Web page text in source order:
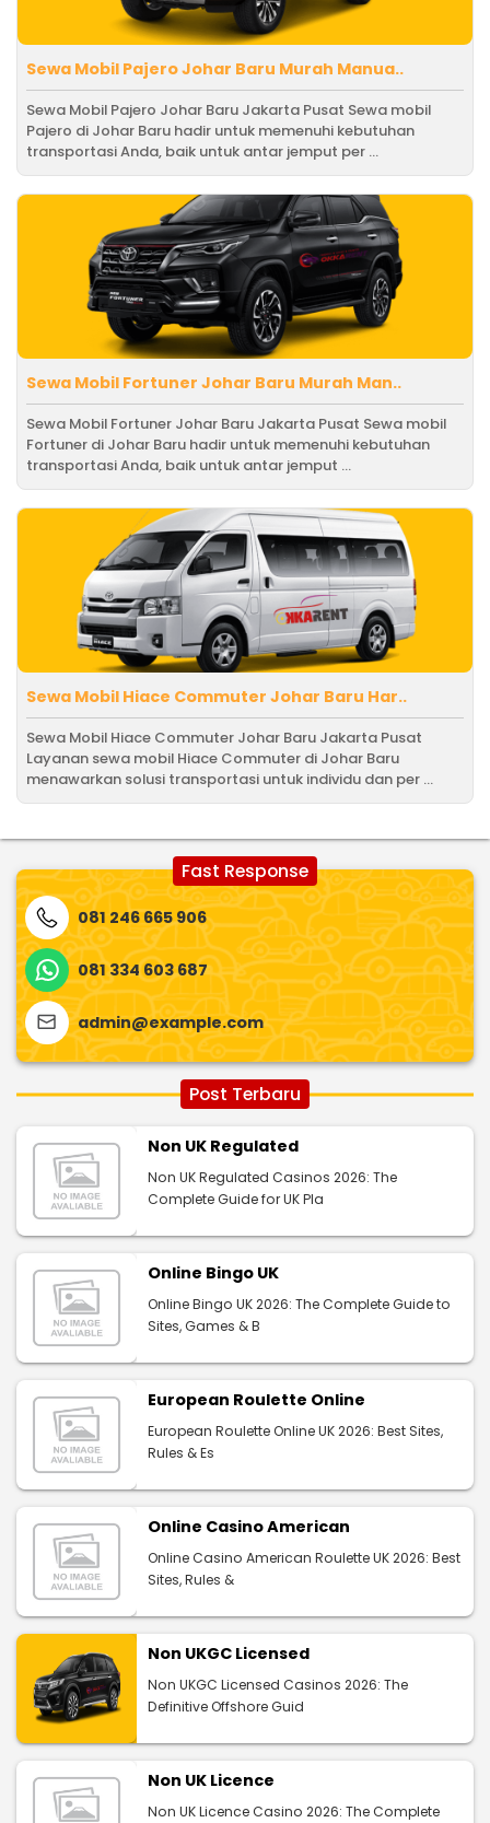
Sewa Mobil Pajero Johar Baru Murah Manua..
Sewa Mobil Pajero Johar Baru Jakarta Pusat Sewa mobil
Pajero di Johar Baru hadir untuk memenuhi kebutuhan
transportasi Anda, baik untuk antar jemput per ...
Sewa Mobil Fortuner Johar Baru Murah Man..
Sewa Mobil Fortuner Johar Baru Jakarta Pusat Sewa mobil
Fortuner di Johar Baru hadir untuk memenuhi kebutuhan
transportasi Anda, baik untuk antar jemput ...
Sewa Mobil Hiace Commuter Johar Baru Har..
Sewa Mobil Hiace Commuter Johar Baru Jakarta Pusat
Layanan sewa mobil Hiace Commuter di Johar Baru
menawarkan solusi transportasi untuk individu dan per ...
Fast Response
081 246 665 906
081 334 603 687
admin@example.com
Post Terbaru
Non UK Regulated
Non UK Regulated Casinos 2026: The
Complete Guide for UK Pla
Online Bingo UK
Online Bingo UK 2026: The Complete Guide to
Sites, Games & B
European Roulette Online
European Roulette Online UK 2026: Best Sites,
Rules & Es
Online Casino American
Online Casino American Roulette UK 2026: Best
Sites, Rules &
Non UKGC Licensed
Non UKGC Licensed Casinos 2026: The
Definitive Offshore Guid
Non UK Licence
Non UK Licence Casino 2026: The Complete